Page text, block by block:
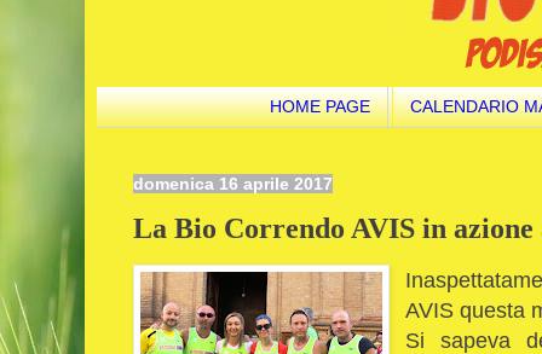
HOME PAGE CALENDARIO
domenica 16 aprile 2017
La Bio Correndo AVIS in azione
AVIS questa
Si sapeva